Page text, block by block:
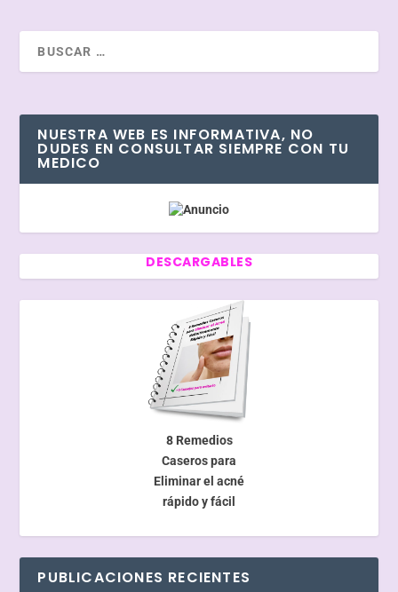
NUESTRA WEB ES INFORMATIVA, NO
DUDES EN CONSULTAR SIEMPRE CON TU
MEDICO
DESCARGABLES
8 Remedios
Caseros para
Eliminar el acné
rápido y fácil
PUBLICACIONES RECIENTES